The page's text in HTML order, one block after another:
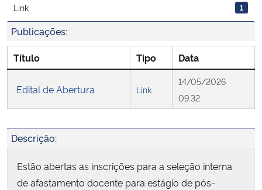
Ministério da Ciência, Tecnologia, Inovações e Comunicações
Controladoria-Geral da União
Ministério da Mulher, da Família e dos Direitos Humanos
Link 1
Publicações:
Título Tipo Data
Edital de Abertura Link
14/05/2026
09:32
Descrição:
Estão abertas as inscrições para a seleção interna
de afastamento docente para estágio de pós-